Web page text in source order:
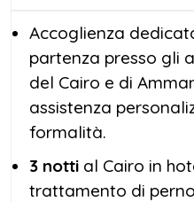
Accoglienza
partenza presso gli
del Cairo e di
assistenza
formalità.
3 notti al Cairo in
trattamento di